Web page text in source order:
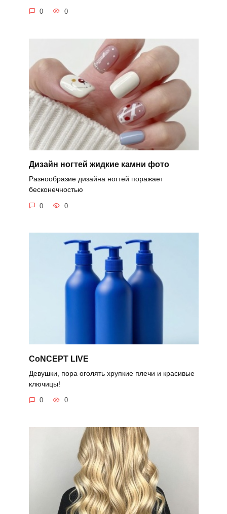
0 0
Дизайн ногтей жидкие камни фото
Разнообразие дизайна ногтей поражает
бесконечностью
0 0
CoNCEPT LIVE
Девушки, пора оголять хрупкие плечи и красивые
ключицы!
0 0